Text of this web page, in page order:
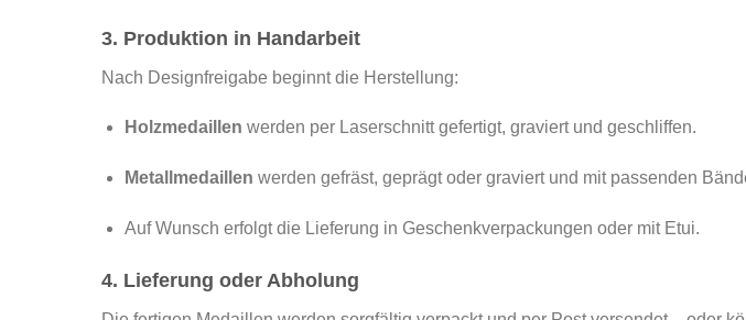
3. Produktion in Handarbeit
Nach Designfreigabe beginnt die Herstellung:
Holzmedaillen werden per Laserschnitt gefertigt, graviert und geschliffen.
Metallmedaillen werden gefräst, geprägt oder graviert und mit passenden
Auf Wunsch erfolgt die Lieferung in Geschenkverpackungen oder mit Etui.
4. Lieferung oder Abholung